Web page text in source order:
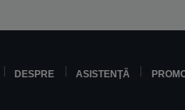
DESPRE ASISTENŢĂ